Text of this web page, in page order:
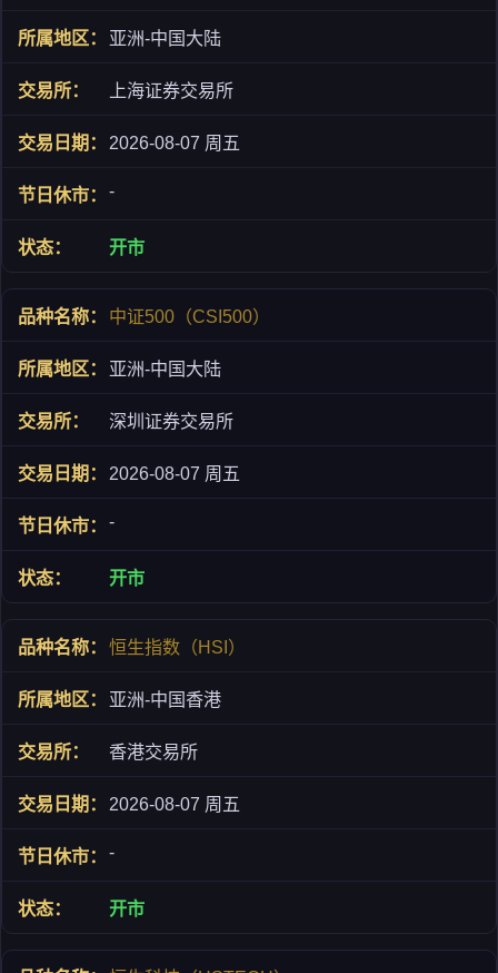
亚洲-中国大陆
上海证券交易所
2026-08-07 周五
-
开市
中证500（CSI500）
亚洲-中国大陆
深圳证券交易所
2026-08-07 周五
-
开市
恒生指数（HSI）
亚洲-中国香港
香港交易所
2026-08-07 周五
-
开市